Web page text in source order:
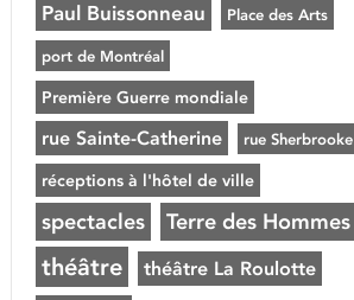
Paul Buissonneau Place des Arts
port de Montréal
Première Guerre mondiale
rue Sainte-Catherine rue Sherbrooke
réceptions à l'hôtel de ville
spectacles Terre des Hommes
théâtre théâtre La Roulotte